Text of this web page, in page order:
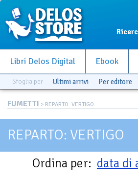
Libri Delos Digital Ebook
Sfoglia per Ultimi arrivi Per editore
FUMETTI > REPARTO: VERTIGO
REPARTO: VERTIGO
Ordina per: data di